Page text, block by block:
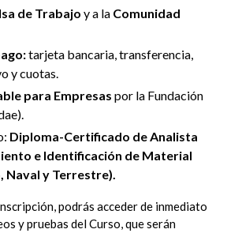
de Trabajo y a la Comunidad
tarjeta bancaria, transferencia,
y cuotas.
para Empresas por la Fundación
Diploma-Certificado de Analista
e Identificación de Material
y Terrestre).
podrás acceder de inmediato
y pruebas del Curso, que serán